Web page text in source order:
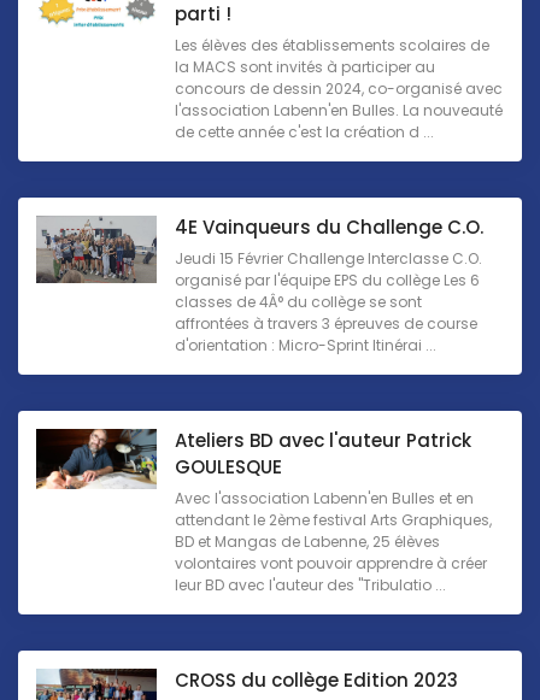
parti !
Les élèves des établissements scolaires de
la MACS sont invités à participer au
concours de dessin 2024, co-organisé avec
l'association Labenn'en Bulles. La nouveauté
de cette année c'est la création d ...
4E Vainqueurs du Challenge C.O.
Jeudi 15 Février Challenge Interclasse C.O.
organisé par l'équipe EPS du collège Les 6
classes de 4Â° du collège se sont
affrontées à travers 3 épreuves de course
d'orientation : Micro-Sprint Itinérai ...
Ateliers BD avec l'auteur Patrick
GOULESQUE
Avec l'association Labenn'en Bulles et en
attendant le 2ème festival Arts Graphiques,
BD et Mangas de Labenne, 25 élèves
volontaires vont pouvoir apprendre à créer
leur BD avec l'auteur des "Tribulatio ...
CROSS du collège Edition 2023